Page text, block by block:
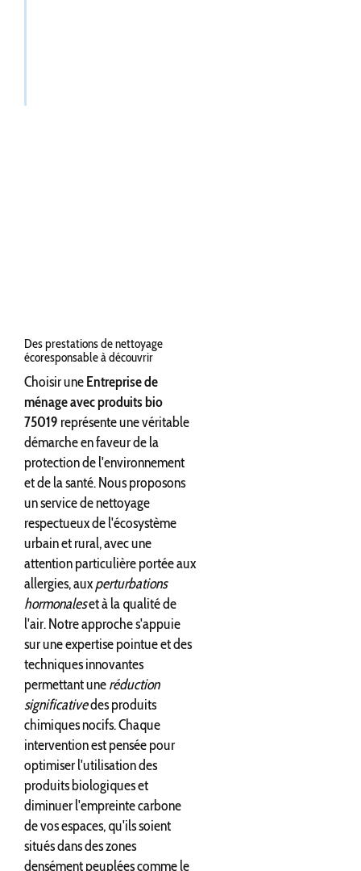
Des prestations de nettoyage
écoresponsable à découvrir
Choisir uneEntreprise de
ménage avec produits bio
75019 représente une véritable
démarche en faveur de la
protection de l'environnement
et de la santé. Nous proposons
un service de nettoyage
respectueux de l'écosystème
urbain et rural, avec une
attention particulière portée aux
allergies, auxperturbations
hormonaleset à la qualité de
l'air. Notre approche s'appuie
sur une expertise pointue et des
techniques innovantes
permettant uneréduction
significativedes produits
chimiques nocifs. Chaque
intervention est pensée pour
optimiser l'utilisation des
produits biologiques et
diminuer l'empreinte carbone
de vos espaces, qu'ils soient
situés dans des zones
densément peuplées comme le